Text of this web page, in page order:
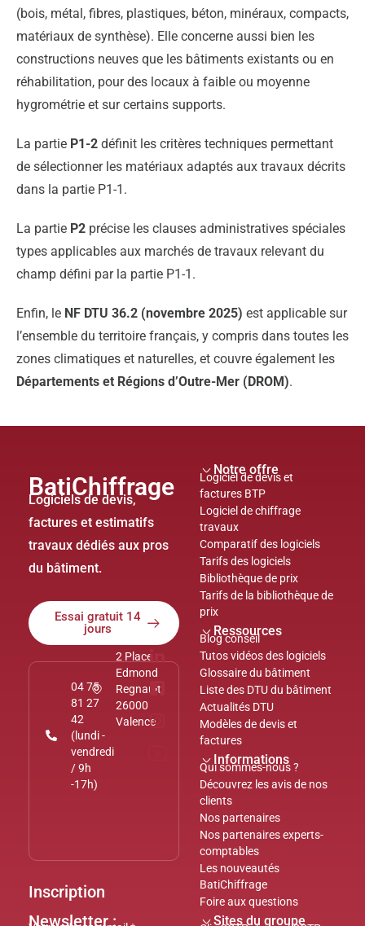
(bois, métal, fibres, plastiques, béton, minéraux, compacts,
matériaux de synthèse). Elle concerne aussi bien les
constructions neuves que les bâtiments existants ou en
réhabilitation, pour des locaux à faible ou moyenne
hygrométrie et sur certains supports.
La partie P1-2 définit les critères techniques permettant
de sélectionner les matériaux adaptés aux travaux décrits
dans la partie P1-1.
La partie P2 précise les clauses administratives spéciales
types applicables aux marchés de travaux relevant du
champ défini par la partie P1-1.
Enfin, le NF DTU 36.2 (novembre 2025) est applicable sur
l’ensemble du territoire français, y compris dans toutes les
zones climatiques et naturelles, et couvre également les
Départements et Régions d’Outre-Mer (DROM).
BatiChiffrage
Logiciels de devis,
factures et estimatifs
travaux dédiés aux pros
du bâtiment.
Essai gratuit 14
jours
04 75
81 27
42
(lundi -
vendredi
/ 9h
-17h)
2 Place
Edmond
Regnault
26000
Valence
Inscription
Newsletter :
Notre offre
Logiciel de devis et
factures BTP
Logiciel de chiffrage
travaux
Comparatif des logiciels
Tarifs des logiciels
Bibliothèque de prix
Tarifs de la bibliothèque de
prix
Ressources
Blog conseil
Tutos vidéos des logiciels
Glossaire du bâtiment
Liste des DTU du bâtiment
Actualités DTU
Modèles de devis et
factures
Informations
Qui sommes-nous ?
Découvrez les avis de nos
clients
Nos partenaires
Nos partenaires experts-
comptables
Les nouveautés
BatiChiffrage
Foire aux questions
Sites du groupe